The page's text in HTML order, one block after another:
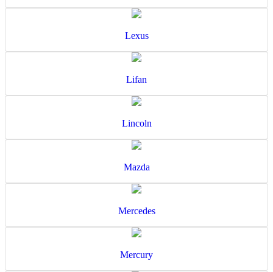
Lexus
Lifan
Lincoln
Mazda
Mercedes
Mercury